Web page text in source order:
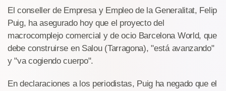
El conseller de Empresa y Empleo de la Generalitat, Felip
Puig, ha asegurado hoy que el proyecto del
macrocomplejo comercial y de ocio Barcelona World, que
debe construirse en Salou (Tarragona), "está avanzando"
y "va cogiendo cuerpo".
En declaraciones a los periodistas, Puig ha negado que el